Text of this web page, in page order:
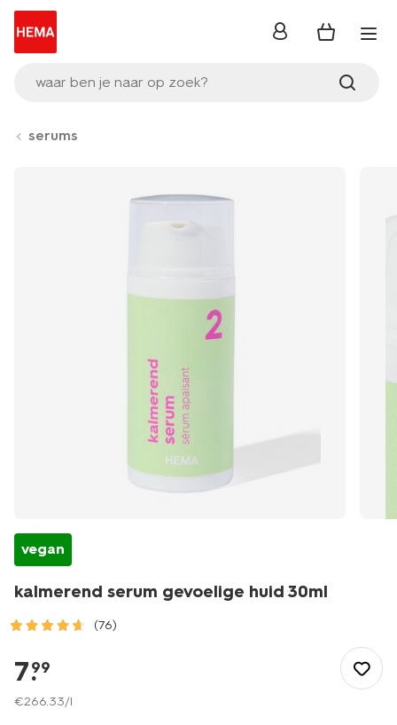
waar ben je naar op zoek?
inloggen
serums
vegan
kalmerend serum gevoelige huid 30ml
(76)
gezond/persoonlijke-
verzorging/gezichtsverzorging/serums/kalmerend-
serum-
7.
99
€266.33/l